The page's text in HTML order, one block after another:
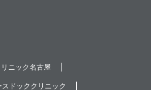
ニック名古屋
ドッククリニック